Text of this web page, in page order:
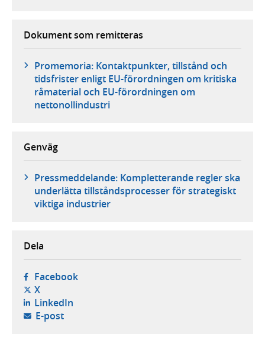
Dokument som remitteras
Promemoria: Kontaktpunkter, tillstånd och
tidsfrister enligt EU-förordningen om kritiska
råmaterial och EU-förordningen om
nettonollindustri
Genväg
Pressmeddelande: Kompletterande regler ska
underlätta tillståndsprocesser för strategiskt
viktiga industrier
Dela
Facebook- öppnas i ny flik, extern webbplats,
X- öppnas i ny flik, extern webbplats,
LinkedIn- öppnas i ny flik, extern webbplats,
E-post- öppnar din e-postklient,